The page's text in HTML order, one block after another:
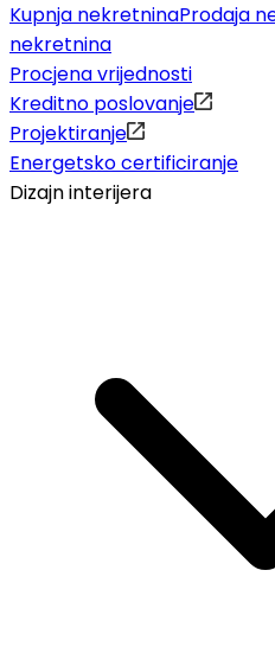
Kupnja nekretninaProdaja
nekretnina
Procjena vrijednosti
Kreditno poslovanje
Projektiranje
Energetsko certificiranje
Dizajn interijera